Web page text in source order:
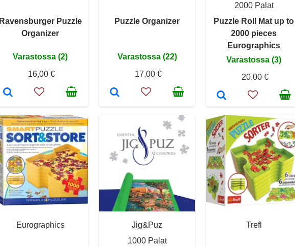
Ravensburger Puzzle
Organizer
Varastossa (2)
16,00 €
Puzzle Organizer
Varastossa (22)
17,00 €
2000 Palat
Puzzle Roll Mat up to
2000 pieces
Eurographics
Varastossa (3)
20,00 €
Eurographics
Jig&Puz
1000 Palat
Trefl